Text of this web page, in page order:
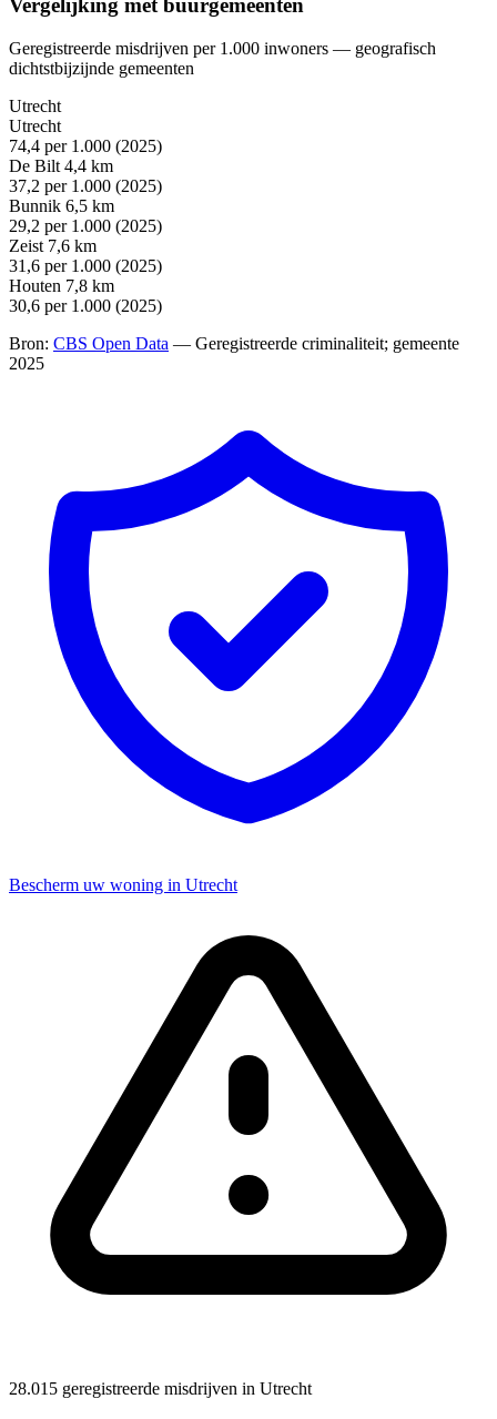
Vergelijking met buurgemeenten
Geregistreerde misdrijven per 1.000 inwoners — geografisch
dichtstbijzijnde gemeenten
Utrecht
Utrecht
74,4 per 1.000 (2025)
De Bilt 4,4 km
37,2 per 1.000 (2025)
Bunnik 6,5 km
29,2 per 1.000 (2025)
Zeist 7,6 km
31,6 per 1.000 (2025)
Houten 7,8 km
30,6 per 1.000 (2025)
Bron: CBS Open Data — Geregistreerde criminaliteit; gemeente
2025
Bescherm uw woning in Utrecht
28.015 geregistreerde misdrijven in Utrecht